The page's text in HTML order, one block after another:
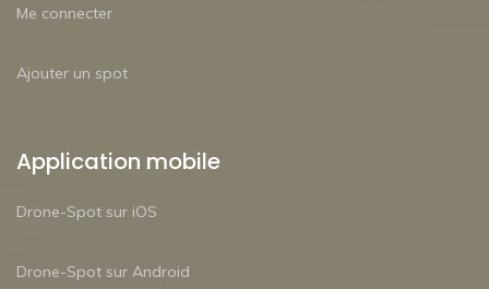
Me connecter
Ajouter un spot
Application mobile
Drone-Spot sur iOS
Drone-Spot sur Android